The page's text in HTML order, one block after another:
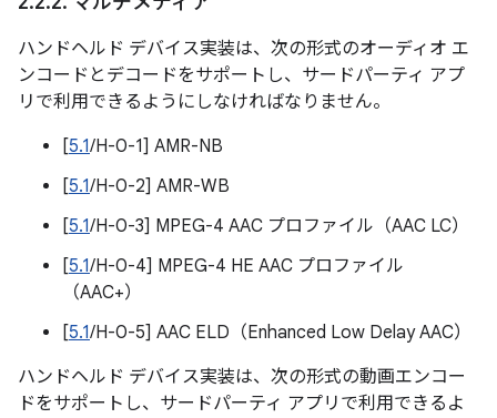
ハンドヘルド デバイス実装は、次の形式のオーディオ エ
ンコードとデコードをサポートし、サードパーティ アプ
リで利用できるようにしなければなりません。
[5.1/H-0-1] AMR-NB
[5.1/H-0-2] AMR-WB
[5.1/H-0-3] MPEG-4 AAC プロファイル（AAC LC）
[5.1/H-0-4] MPEG-4 HE AAC プロファイル
（AAC+）
[5.1/H-0-5] AAC ELD（Enhanced Low Delay AAC）
ハンドヘルド デバイス実装は、次の形式の動画エンコー
ドをサポートし、サードパーティ アプリで利用できるよ